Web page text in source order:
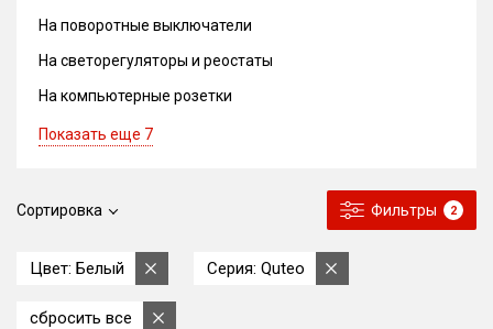
Сортировка Фильтры 2
Цвет: Белый Серия: Quteo
сбросить все
На поворотные выключатели
На светорегуляторы и реостаты
На компьютерные розетки
Показать еще 7